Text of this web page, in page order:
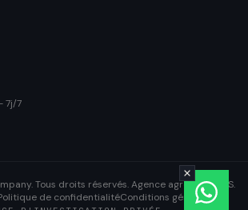
7j/7
Tous droits réservés. Agence agréée CNAPS.
de confidentialitéConditions générales